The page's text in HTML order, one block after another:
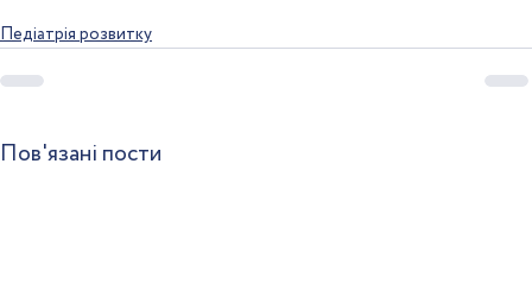
Педіатрія розвитку
Пов'язані пости